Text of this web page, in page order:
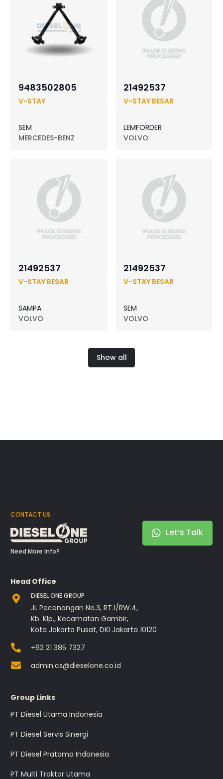
9483502805
V-STAY
SEM
MERCEDES-BENZ
21492537
V-STAY BESAR
LEMFORDER
VOLVO
21492537
V-STAY BESAR
SAMPA
VOLVO
21492537
V-STAY BESAR
SEM
VOLVO
Show all
CONTACT US
Need More Info?
Let’s Talk
Head Office
DIESEL ONE GROUP
Jl. Pecenongan No.3, RT.1/RW.4,
Kb. Klp., Kecamatan Gambir,
Kota Jakarta Pusat, DKI Jakarta 10120
+62 21 385 7327
admin.cs@dieselone.co.id
Group Links
PT Diesel Utama Indonesia
PT Diesel Servis Sinergi
PT Diesel Pratama Indonesia
PT Multi Traktor Utama